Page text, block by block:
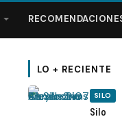
LO + RECIENTE
SILO
Silo